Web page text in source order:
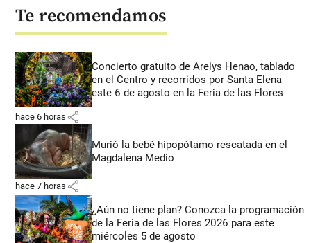
Te recomendamos
Concierto gratuito de Arelys Henao, tablado
en el Centro y recorridos por Santa Elena
este 6 de agosto en la Feria de las Flores
hace 6 horas share
Murió la bebé hipopótamo rescatada en el
Magdalena Medio
hace 7 horas share
¿Aún no tiene plan? Conozca la programación
de la Feria de las Flores 2026 para este
miércoles 5 de agosto